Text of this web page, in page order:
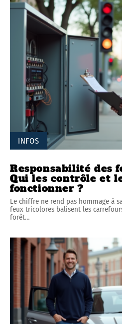
INFOS
Responsabilité des
Qui les contrôle et
fonctionner ?
Le chiffre ne rend pas hommage à
feux tricolores balisent les
forêt…